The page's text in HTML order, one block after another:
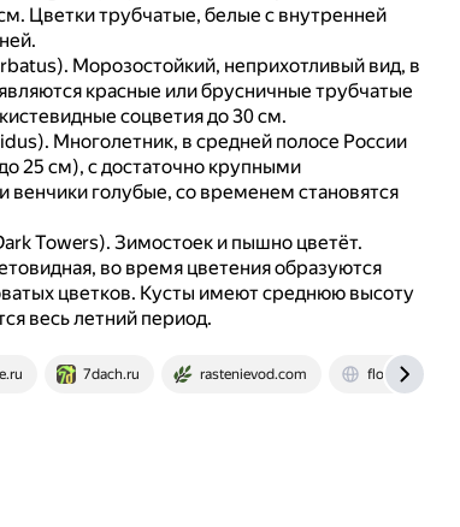
Цветки трубчатые, белые с внутренней
Морозостойкий, неприхотливый вид, в
красные или брусничные трубчатые
соцветия до 30 см.
Многолетник, в средней полосе России
25 см), с достаточно крупными
голубые, со временем становятся
Towers). Зимостоек и пышно цветёт.
во время цветения образуются
цветков. Кусты имеют среднюю высоту
весь летний период.
7dach.ru rastenievod.com flower.onego.ru